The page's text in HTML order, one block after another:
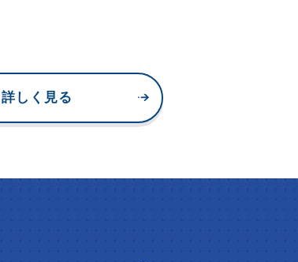
詳しく見る